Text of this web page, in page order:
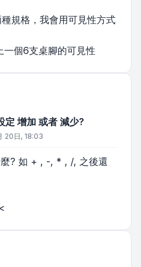
規格，我會用可見性方式
一個6支桌腳的可見性
定 增加 或者 減少?
20日, 18:03
? 如 + , -, * , /, 之後還